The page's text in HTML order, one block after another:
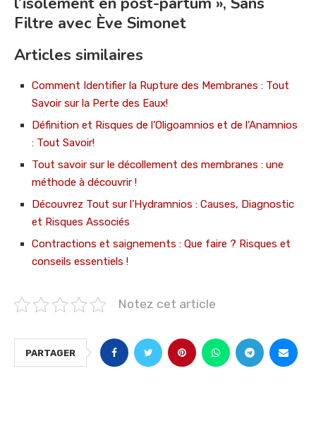
Filtre avec Ève Simonet
Articles similaires
Comment Identifier la Rupture des Membranes : Tout
Savoir sur la Perte des Eaux!
Définition et Risques de l’Oligoamnios et de l’Anamnios
: Tout Savoir!
Tout savoir sur le décollement des membranes : une
méthode à découvrir !
Découvrez Tout sur l’Hydramnios : Causes, Diagnostic
et Risques Associés
Contractions et saignements : Que faire ? Risques et
conseils essentiels !
Notez cet article
PARTAGER